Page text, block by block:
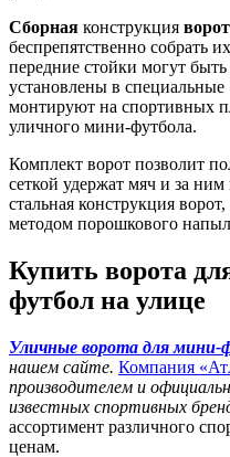
Сборная конструкция
беспрепятственно собрать
передние стойки могут
установлены в
монтируют на спортивных
уличного мини-футбола.
Комплект ворот позволит
сеткой удержат мяч и за ним
стальная конструкция
методом порошкового
Купить ворота
футбол на улице
Уличные ворота для мини-
нашем сайте. Компания
производителем и
известных спортивных
ассортимент различного
ценам.